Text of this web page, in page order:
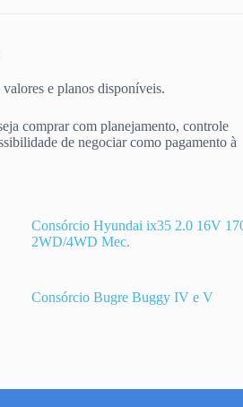
e planos disponíveis.
comprar com planejamento, controle
de negociar como pagamento à
Consórcio Hyundai ix35 2.0 16V
2WD/4WD Mec.
Consórcio Bugre Buggy IV e V